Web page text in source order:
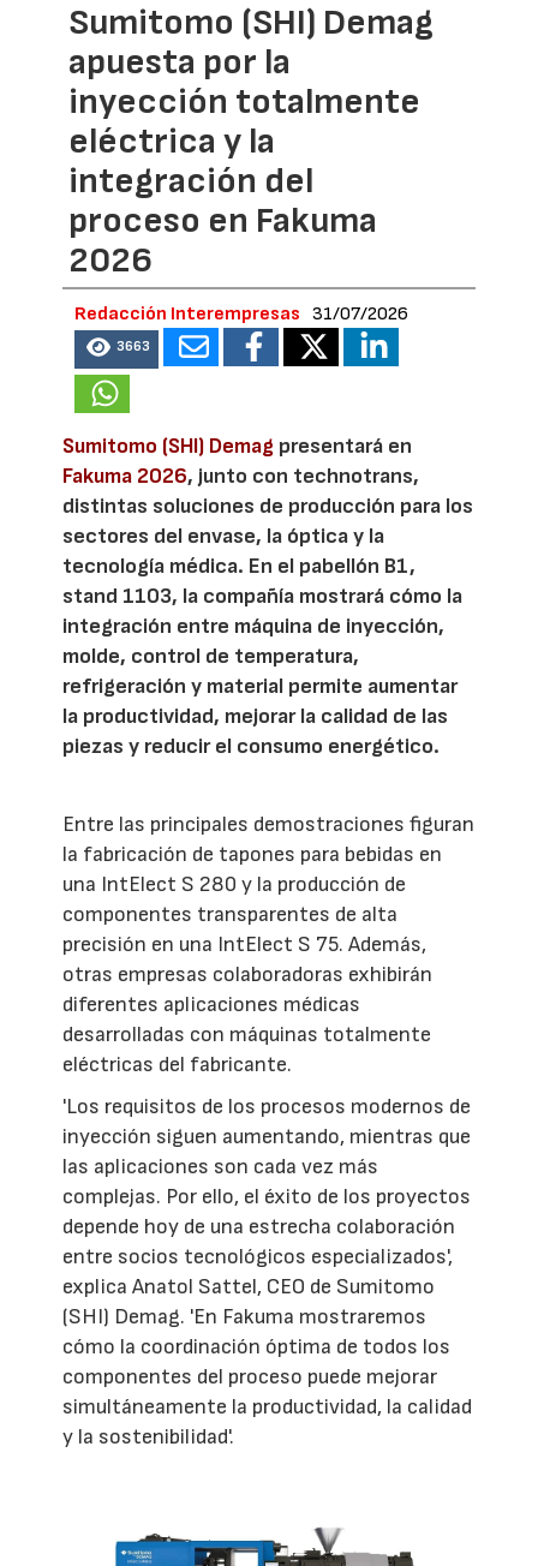
Sumitomo (SHI) Demag
apuesta por la
inyección totalmente
eléctrica y la
integración del
proceso en Fakuma
2026
Redacción Interempresas 31/07/2026
3663
Sumitomo (SHI) Demag presentará en
Fakuma 2026, junto con technotrans,
distintas soluciones de producción para los
sectores del envase, la óptica y la
tecnología médica. En el pabellón B1,
stand 1103, la compañía mostrará cómo la
integración entre máquina de inyección,
molde, control de temperatura,
refrigeración y material permite aumentar
la productividad, mejorar la calidad de las
piezas y reducir el consumo energético.
Entre las principales demostraciones figuran
la fabricación de tapones para bebidas en
una IntElect S 280 y la producción de
componentes transparentes de alta
precisión en una IntElect S 75. Además,
otras empresas colaboradoras exhibirán
diferentes aplicaciones médicas
desarrolladas con máquinas totalmente
eléctricas del fabricante.
'Los requisitos de los procesos modernos de
inyección siguen aumentando, mientras que
las aplicaciones son cada vez más
complejas. Por ello, el éxito de los proyectos
depende hoy de una estrecha colaboración
entre socios tecnológicos especializados',
explica Anatol Sattel, CEO de Sumitomo
(SHI) Demag. 'En Fakuma mostraremos
cómo la coordinación óptima de todos los
componentes del proceso puede mejorar
simultáneamente la productividad, la calidad
y la sostenibilidad'.